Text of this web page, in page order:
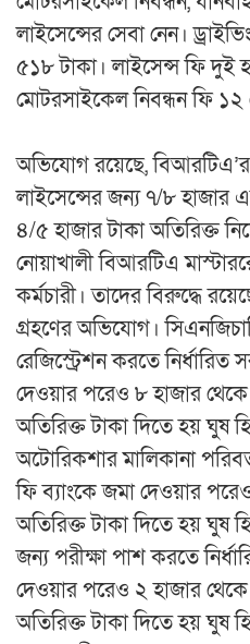
লাইসেন্সের সেবা নেন।
৫১৮ টাকা। লাইসেন্স ফি দুই
মোটরসাইকেল নিবন্ধন ফি ১২
অভিযোগ রয়েছে, বিআরটিএ’র
লাইসেন্সের জন্য ৭/৮ হাজার
৪/৫ হাজার টাকা অতিরিক্ত
নোয়াখালী বিআরটিএ
কর্মচারী। তাদের বিরুদ্ধে
গ্রহণের অভিযোগ।
রেজিস্ট্রেশন করতে নির্ধারিত
দেওয়ার পরেও ৮ হাজার
অতিরিক্ত টাকা দিতে হয় ঘুষ
অটোরিকশার মালিকানা
ফি ব্যাংকে জমা দেওয়ার
অতিরিক্ত টাকা দিতে হয় ঘুষ
জন্য পরীক্ষা পাশ করতে
দেওয়ার পরেও ২ হাজার
অতিরিক্ত টাকা দিতে হয় ঘুষ